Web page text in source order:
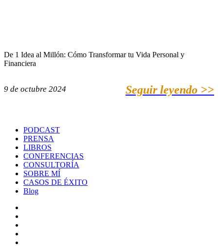
De 1 Idea al Millón: Cómo Transformar tu Vida Personal y
Financiera
9 de octubre 2024 Seguir leyendo >>
PODCAST
PRENSA
LIBROS
CONFERENCIAS
CONSULTORÍA
SOBRE MÍ
CASOS DE ÉXITO
Blog